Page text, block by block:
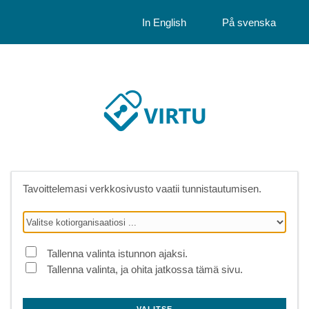
In English På svenska
Tavoittelemasi verkkosivusto vaatii tunnistautumisen.
Tallenna valinta istunnon ajaksi.
Tallenna valinta, ja ohita jatkossa tämä sivu.